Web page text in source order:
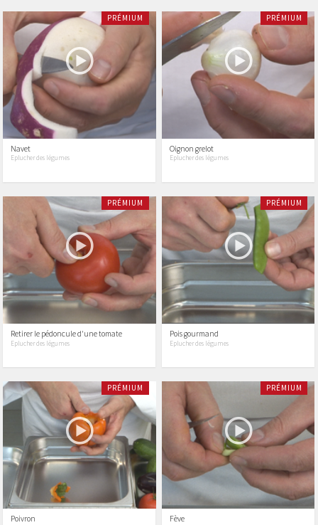
PRÉMIUM
Navet
Eplucher des légumes
PRÉMIUM
Oignon grelot
Eplucher des légumes
PRÉMIUM
Retirer le pédoncule d'une tomate
Eplucher des légumes
PRÉMIUM
Pois gourmand
Eplucher des légumes
PRÉMIUM
Poivron
PRÉMIUM
Fève